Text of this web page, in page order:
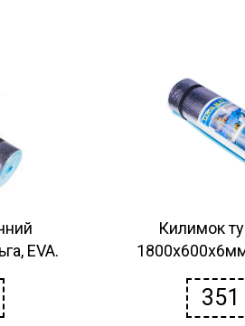
EVA.
Килимок
351